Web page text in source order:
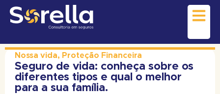
Nossa vida, Proteção Financeira
Seguro de vida: conheça sobre os
diferentes tipos e qual o melhor
para a sua família.